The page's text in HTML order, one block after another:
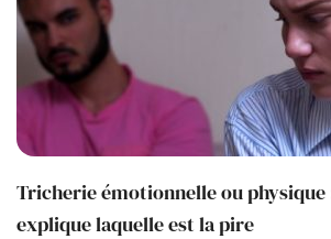
Tricherie émotionnelle ou
explique laquelle est la pire